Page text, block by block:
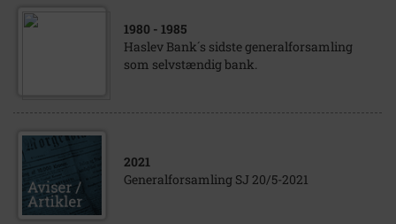
1980 - 1985
Haslev Bank´s sidste generalforsamling
som selvstændig bank.
2021
Generalforsamling SJ 20/5-2021